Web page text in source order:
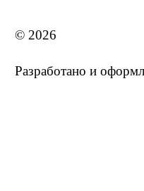
© 2026
Разработано и